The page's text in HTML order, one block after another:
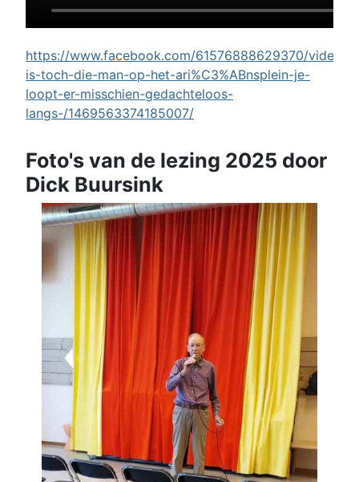
https://www.facebook.com/61576888629370/videos/
is-toch-die-man-op-het-ari%C3%ABnsplein-je-
loopt-er-misschien-gedachteloos-
langs-/1469563374185007/
Foto's van de lezing 2025 door
Dick Buursink